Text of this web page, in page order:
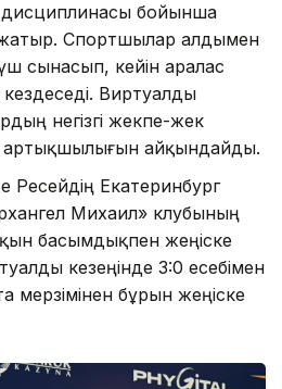
дисциплинасы бойынша
Спортшылар алдымен
сынасып, кейін аралас
Виртуалды
негізгі жекпе-жек
артықшылығын айқындайды.
Екатеринбург
Михаил» клубының
басымдықпен жеңіске
кезеңінде 3:0 есебімен
бұрын жеңіске